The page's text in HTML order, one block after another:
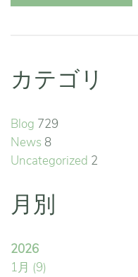
カテゴリ
Blog 729
News 8
Uncategorized 2
月別
2026
1月 (9)